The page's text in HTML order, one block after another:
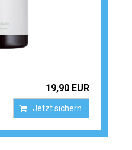
19,90 EUR
Jetzt sichern